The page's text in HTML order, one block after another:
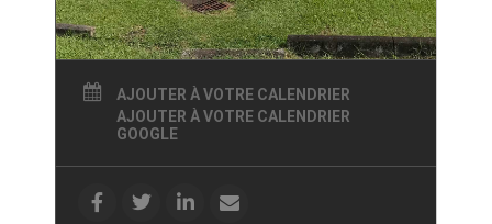
AJOUTER À VOTRE CALENDRIER
AJOUTER À VOTRE CALENDRIER
GOOGLE